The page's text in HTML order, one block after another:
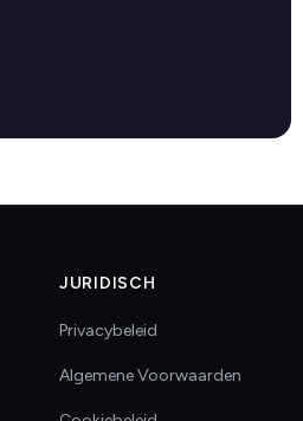
JURIDISCH
Privacybeleid
Algemene Voorwaarden